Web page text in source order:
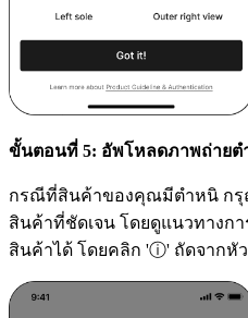
ขั้นตอนที่ 5: อัพโหลดภาพถ่าย
กรณีที่สินค้าของคุณมีตำหนิ กรุ
สินค้าที่ชัดเจน โดยดูแนวทางก
สินค้าได้ โดยคลิก 'ⓘ' ถัดจากหั